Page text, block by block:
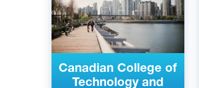
Canadian College of
Technology and